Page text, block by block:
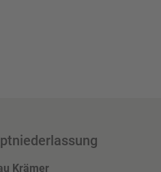
Krämer